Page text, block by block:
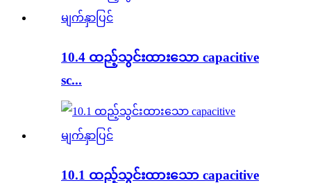
10.4 ထည့်သွင်းထားသော capacitive
sc...
10.1 ထည့်သွင်းထားသော capacitive